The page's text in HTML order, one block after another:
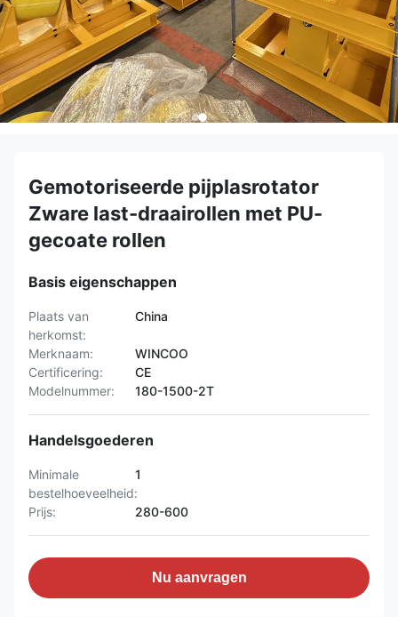
Gemotoriseerde pijplasrotator
Zware last-draairollen met PU-
gecoate rollen
Basis eigenschappen
Plaats van
herkomst:
China
Merknaam:
WINCOO
Certificering:
CE
Modelnummer:
180-1500-2T
Handelsgoederen
Minimale
bestelhoeveelheid:
1
Prijs: 280-600
Nu aanvragen